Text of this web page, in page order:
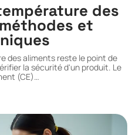
des
et
des aliments reste le point de
la sécurité d'un produit. Le
(CE)…